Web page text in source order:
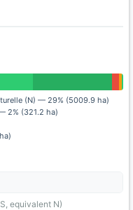
(N) — 29% (5009.9 ha)
2% (321.2 ha)
equivalent N)